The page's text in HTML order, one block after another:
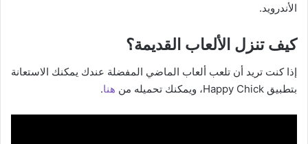
الأندرويد.
كيف تنزل الألعاب القديمة؟
إذا كنت تريد أن تلعب ألعاب الماضي المفضلة عندك يمكنك الاستعانة
بتطبيق Happy Chick، ويمكنك تحميله من
هنا.